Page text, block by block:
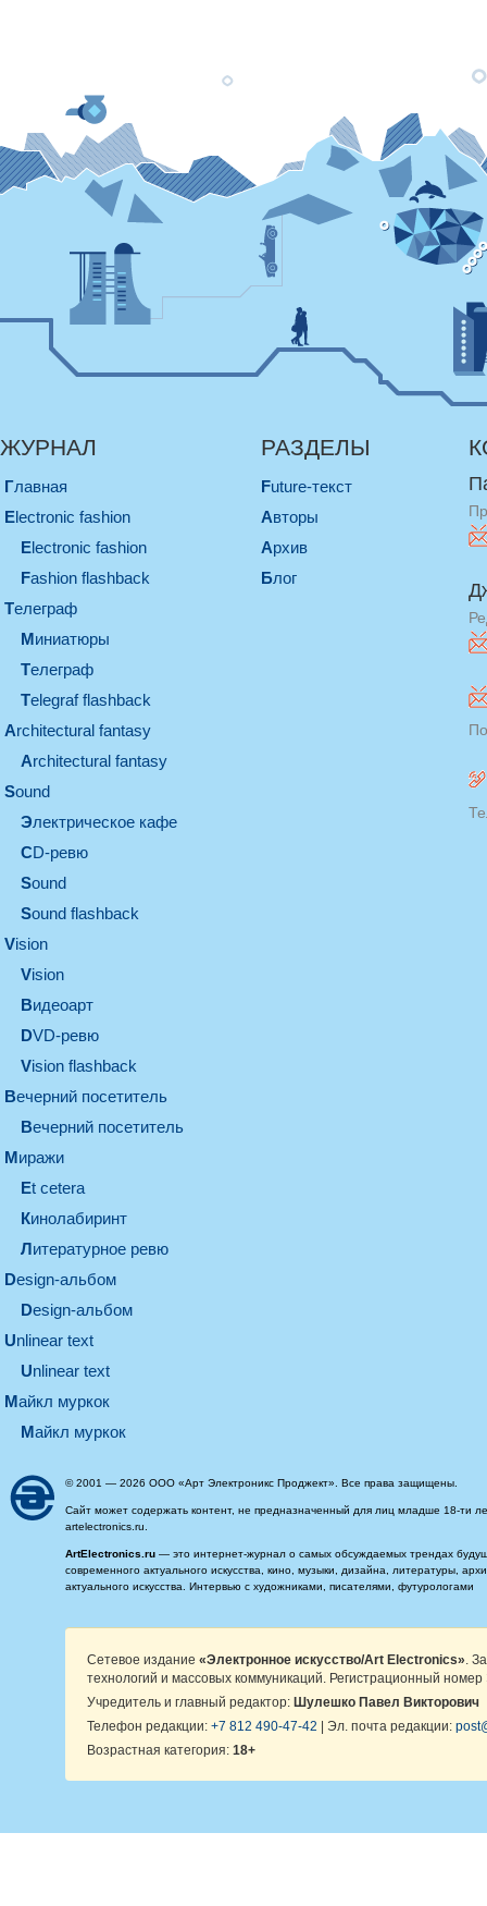
ЖУРНАЛ
Главная
electronic fashion
electronic fashion
Fashion flashback
телеграф
миниатюры
телеграф
Telegraf flashback
architectural fantasy
architectural fantasy
sound
электрическое кафе
CD-ревю
sound
Sound flashback
vision
vision
видеоарт
DVD-ревю
Vision flashback
вечерний посетитель
вечерний посетитель
миражи
et cetera
кинолабиринт
литературное ревю
design-альбом
design-альбом
unlinear text
Unlinear text
майкл муркок
майкл муркок
РАЗДЕЛЫ
Future-текст
Авторы
Архив
Блог
© 2001 — 2026 ООО «Арт Электроникс Проджект». Все права защищены.
Сайт может содержать контент, не предназначенный для лиц младше 18-ти
artelectronics.ru.
ArtElectronics.ru — это интернет-журнал о самых обсуждаемых трендах
современного актуального искусства, кино, музыки, дизайна, литературы,
актуального искусства. Интервью с художниками, писателями, футурологами
Сетевое издание «Электронное искусство/Art Electronics» .
технологий и массовых коммуникаций. Регистрационный
Учредитель и главный редактор: Шулешко Павел Викторович
Телефон редакции: +7 812 490-47-42 | Эл. почта редакции:
Возрастная категория: 18+